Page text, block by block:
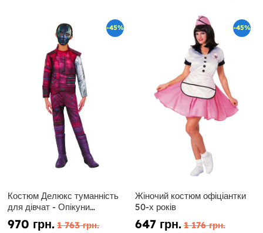
-45%
Костюм Делюкс туманність
для дівчат - Опікуни
Галактики Том 3
970 грн. 1 763 грн.
-45%
Жіночий костюм офіціантки
50-х років
647 грн. 1 176 грн.